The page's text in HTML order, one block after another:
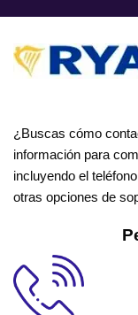
¿Buscas cómo
información para
incluyendo el
otras opciones de